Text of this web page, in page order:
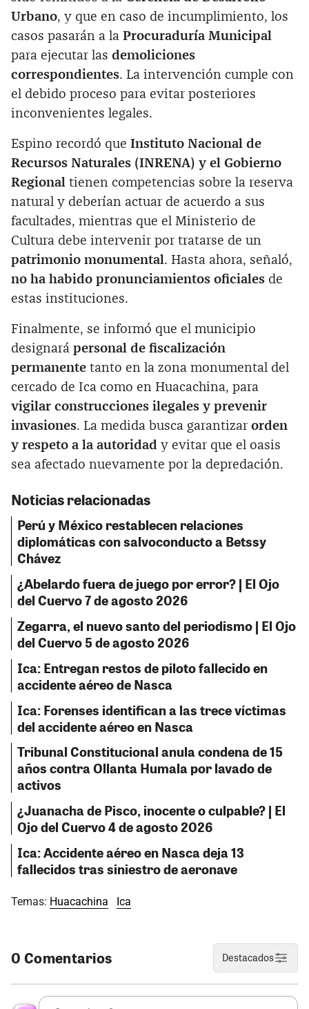
Urbano, y que en caso de incumplimiento, los
casos pasarán a la Procuraduría Municipal
para ejecutar las demoliciones
correspondientes. La intervención cumple con
el debido proceso para evitar posteriores
inconvenientes legales.
Espino recordó que Instituto Nacional de
Recursos Naturales (INRENA) y el Gobierno
Regional tienen competencias sobre la reserva
natural y deberían actuar de acuerdo a sus
facultades, mientras que el Ministerio de
Cultura debe intervenir por tratarse de un
patrimonio monumental . Hasta ahora, señaló,
no ha habido pronunciamientos oficiales de
estas instituciones.
Finalmente, se informó que el municipio
designará personal de fiscalización
permanente tanto en la zona monumental del
cercado de Ica como en Huacachina, para
vigilar construcciones ilegales y prevenir
invasiones. La medida busca garantizar orden
y respeto a la autoridad y evitar que el oasis
sea afectado nuevamente por la depredación.
Noticias relacionadas
Perú y México restablecen relaciones
diplomáticas con salvoconducto a Betssy
Chávez
¿Abelardo fuera de juego por error? | El Ojo
del Cuervo 7 de agosto 2026
Zegarra, el nuevo santo del periodismo | El Ojo
del Cuervo 5 de agosto 2026
Ica: Entregan restos de piloto fallecido en
accidente aéreo de Nasca
Ica: Forenses identifican a las trece víctimas
del accidente aéreo en Nasca
Tribunal Constitucional anula condena de 15
años contra Ollanta Humala por lavado de
activos
¿Juanacha de Pisco, inocente o culpable? | El
Ojo del Cuervo 4 de agosto 2026
Ica: Accidente aéreo en Nasca deja 13
fallecidos tras siniestro de aeronave
Temas: Huacachina Ica
0 Comentarios Destacados